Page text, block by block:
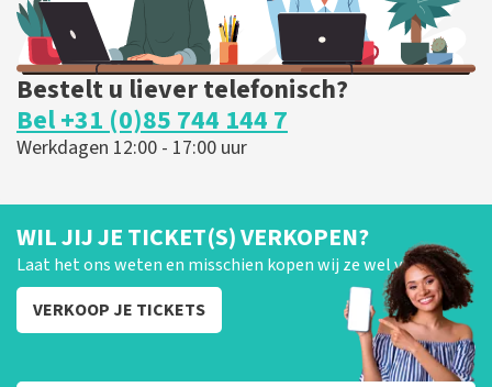
Bestelt u liever telefonisch?
Bel +31 (0)85 744 144 7
Werkdagen 12:00 - 17:00 uur
WIL JIJ JE TICKET(S) VERKOPEN?
Laat het ons weten en misschien kopen wij ze wel van je!
VERKOOP JE TICKETS